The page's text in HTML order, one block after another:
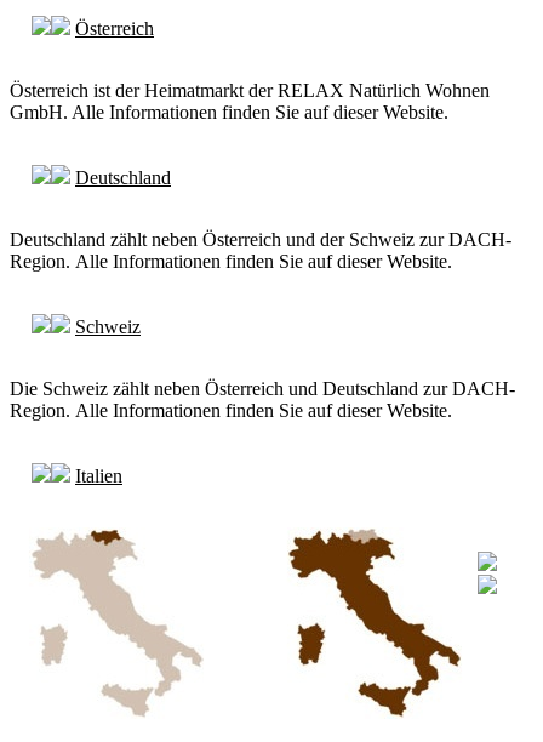
Österreich
Österreich ist der Heimatmarkt der RELAX Natürlich Wohnen
GmbH. Alle Informationen finden Sie auf dieser Website.
Deutschland
Deutschland zählt neben Österreich und der Schweiz zur DACH-
Region. Alle Informationen finden Sie auf dieser Website.
Schweiz
Die Schweiz zählt neben Österreich und Deutschland zur DACH-
Region. Alle Informationen finden Sie auf dieser Website.
Italien